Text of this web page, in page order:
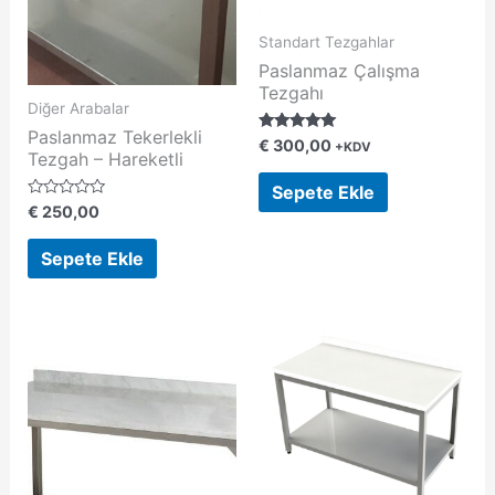
Diğer Arabalar
Paslanmaz Tekerlekli
Tezgah – Hareketli
5
ü
z
i
o
y
d
€ 250,00
Sepete Ekle
Standart Tezgahlar
Paslanmaz Çalışma
Tezgahı
5 üzerinden
5.00
oy aldı
€ 300,00 +KDV
Sepete Ekle